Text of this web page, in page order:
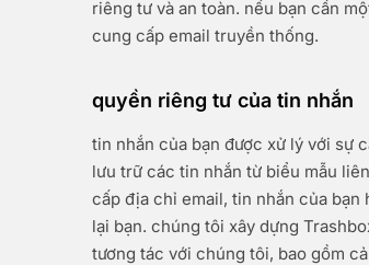
riêng tư và an toàn. nếu bạn cần
cung cấp email truyền thống.
quyền riêng tư của tin nhắn
tin nhắn của bạn được xử lý với sự
lưu trữ các tin nhắn từ biểu mẫu
cấp địa chỉ email, tin nhắn của
lại bạn. chúng tôi xây dựng
tương tác với chúng tôi, bao gồm